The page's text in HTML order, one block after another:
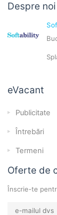
Despre noi
eVacant
Publicitate
Întrebări
Termeni
Oferte de
Înscrie-te